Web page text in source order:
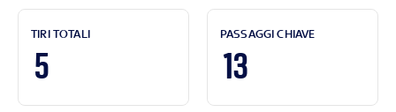
TIRI TOTALI
5
PASSAGGI CHIAVE
13